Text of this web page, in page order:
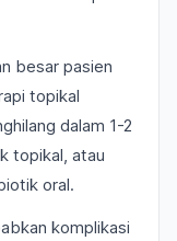
besar pasien
topikal
dalam 1-2
topikal, atau
oral.
komplikasi